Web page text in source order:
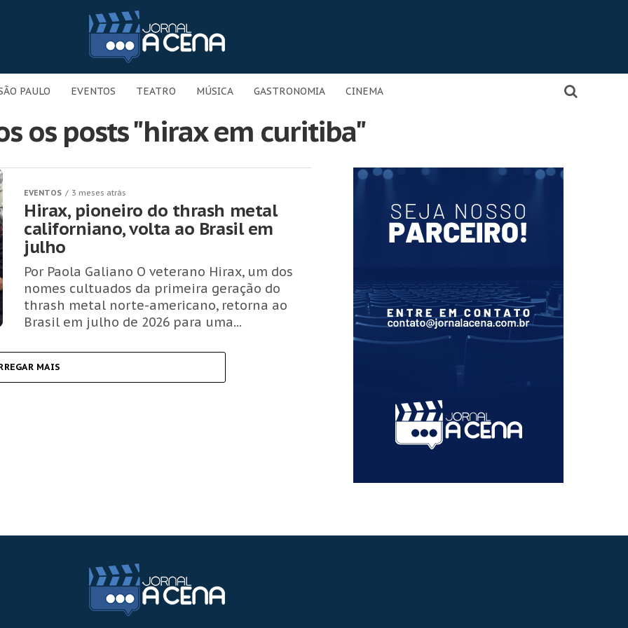
PAULO EVENTOS TEATRO MÚSICA GASTRONOMIA CINEMA
os posts "hirax em curitiba"
EVENTOS 3 meses atrás
Hirax, pioneiro do thrash metal
californiano, volta ao Brasil em
julho
Por Paola Galiano O veterano Hirax, um dos
nomes cultuados da primeira geração do
thrash metal norte-americano, retorna ao
Brasil em julho de 2026 para uma...
MAIS